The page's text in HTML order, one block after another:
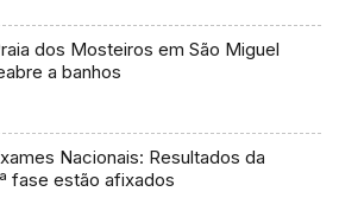
dos Mosteiros em São Miguel
a banhos
Nacionais: Resultados da
fase estão afixados